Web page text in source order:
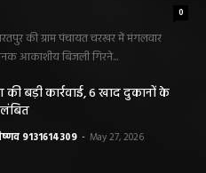
0
की ग्राम पंचायत चरखर में मंगलवार
आकाशीय बिजली गिरने...
की बड़ी कार्रवाई, 6 खाद दुकानों के
9131614309 - May 27, 2026